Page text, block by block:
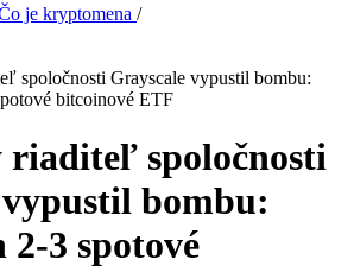
je kryptomena /
spoločnosti Grayscale vypustil bombu:
bitcoinové ETF
riaditeľ spoločnosti
bombu:
3 spotové